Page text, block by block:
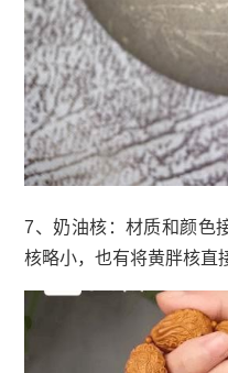
7、奶油核：材质和颜色
核略小，也有将黄胖核直